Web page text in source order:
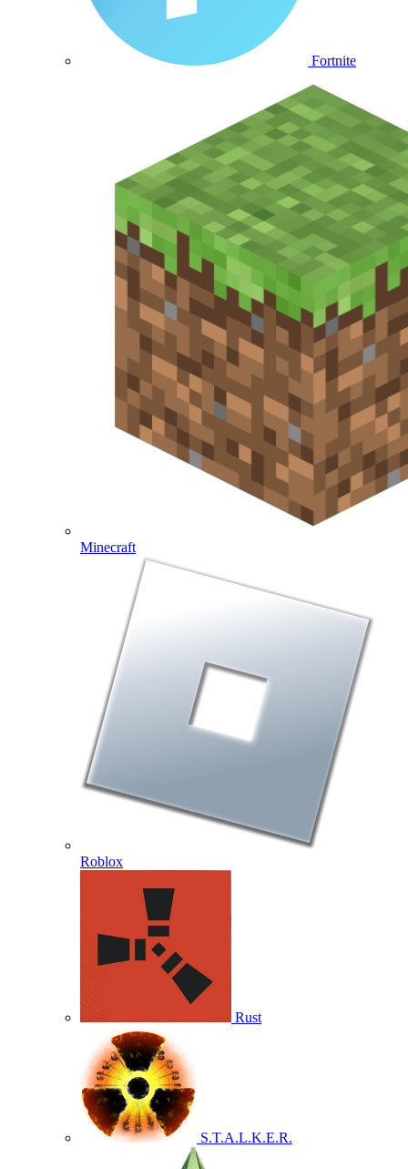
Fortnite
Minecraft
Roblox
Rust
S.T.A.L.K.E.R.